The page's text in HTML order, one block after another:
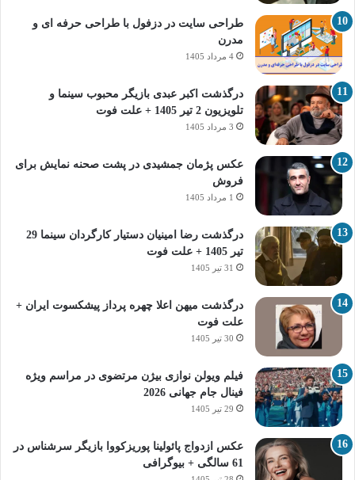
طراحی سایت در دزفول با طراحی حرفه‌ ای و
مدرن
4 مرداد 1405
درگذشت اکبر عبدی بازیگر محبوب سینما و
تلویزیون 2 تیر 1405 + علت فوت
3 مرداد 1405
عکس پژمان جمشیدی در پشت صحنه نمایش برای
فروش
1 مرداد 1405
درگذشت رضا امینیان دستیار کارگردان سینما 29
تیر 1405 + علت فوت
31 تیر 1405
درگذشت میهن اعلا چهره پرداز پیشکسوت ایران +
علت فوت
30 تیر 1405
فیلم ویولن نوازی بیژن مرتضوی در مراسم ویژه
فینال جام جهانی 2026
29 تیر 1405
عکس ازدواج پائولینا پوریزکووا بازیگر سرشناس در
61 سالگی + بیوگرافی